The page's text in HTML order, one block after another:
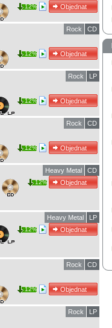
12%
CD
Rock
12%
LP
Rock
12%
CD
Rock
12%
CD
Heavy Metal
12%
LP
Heavy Metal
12%
CD
Rock
12%
LP
Rock